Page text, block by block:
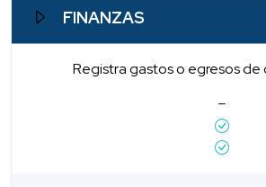
FINANZAS
Registra gastos o egresos de